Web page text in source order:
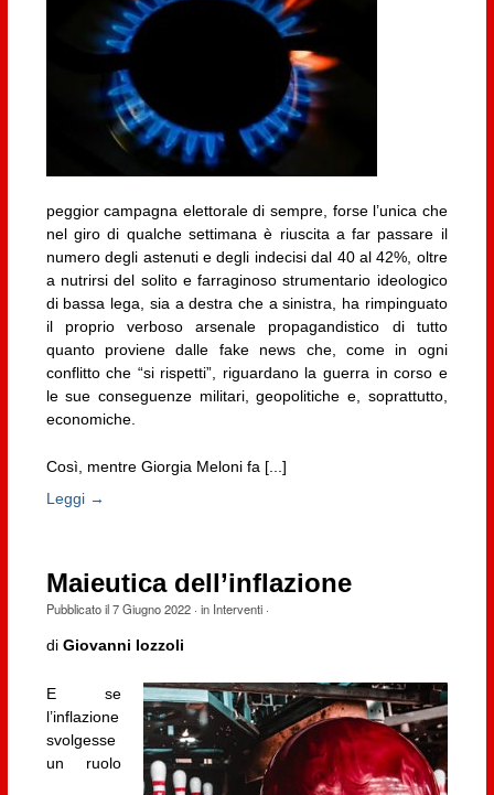
peggior campagna elettorale di sempre, forse l’unica che
nel giro di qualche settimana è riuscita a far passare il
numero degli astenuti e degli indecisi dal 40 al 42%, oltre
a nutrirsi del solito e farraginoso strumentario ideologico
di bassa lega, sia a destra che a sinistra, ha rimpinguato
il proprio verboso arsenale propagandistico di tutto
quanto proviene dalle fake news che, come in ogni
conflitto che “si rispetti”, riguardano la guerra in corso e
le sue conseguenze militari, geopolitiche e, soprattutto,
economiche.
Così, mentre Giorgia Meloni fa [...]
Leggi →
Maieutica dell’inflazione
Pubblicato il7 Giugno 2022· in Interventi·
di Giovanni Iozzoli
E se
l’inflazione
svolgesse
un ruolo